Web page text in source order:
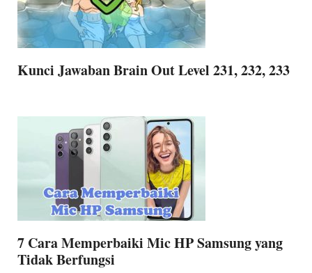
Kunci Jawaban Brain Out Level 231, 232, 233
7 Cara Memperbaiki Mic HP Samsung yang
Tidak Berfungsi